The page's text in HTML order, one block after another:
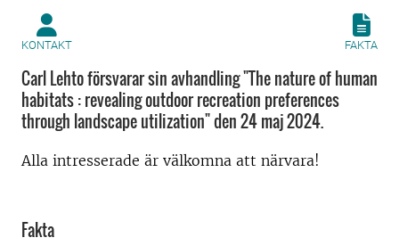
KONTAKT FAKTA
Carl Lehto försvarar sin avhandling "The nature of human
habitats : revealing outdoor recreation preferences
through landscape utilization" den 24 maj 2024.
Alla intresserade är välkomna att närvara!
Fakta